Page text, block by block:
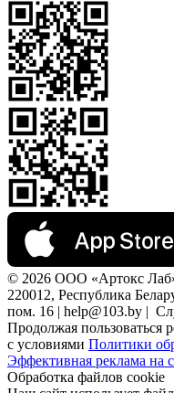
© 2026 ООО «Артокс
220012, Республика
пом. 16 | help@103.by |
Продолжая пользоваться
с условиями Политики
Эффективная реклама на
Обработка файлов cookie